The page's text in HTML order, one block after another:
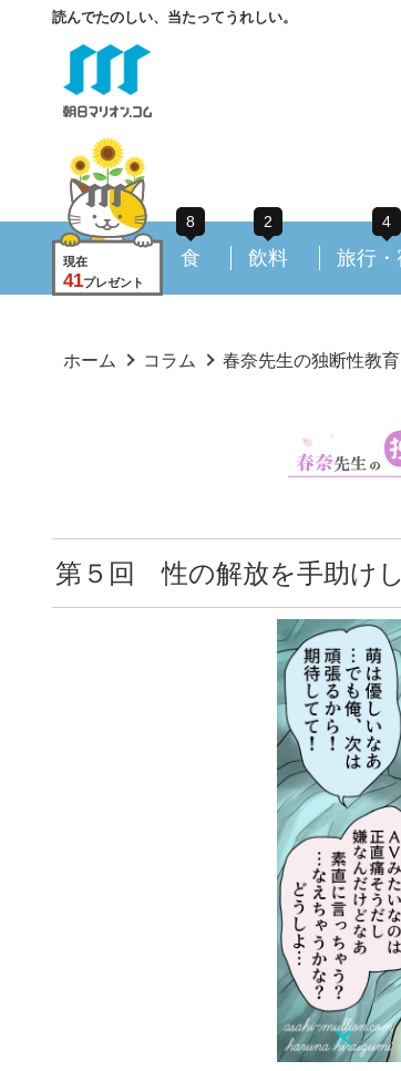
読んでたのしい、当たってうれしい。
現在
41プレゼント
8
食
2
飲料
4
旅行・
ホーム コラム 春奈先生の独断性教育
第５回 性の解放を手助け